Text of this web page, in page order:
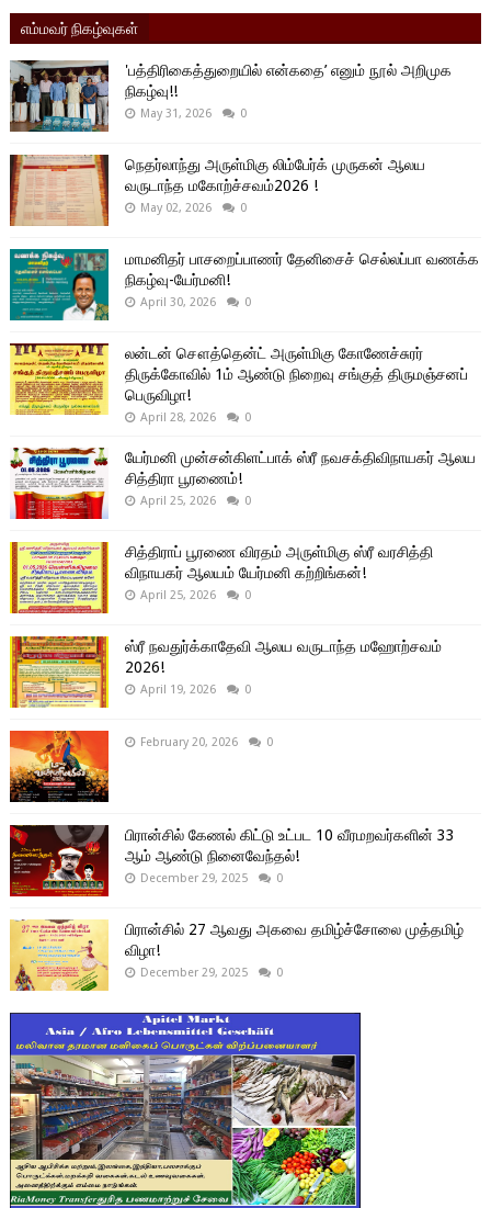
எம்மவர் நிகழ்வுகள்
'பத்திரிகைத்துறையில் என்கதை’ எனும் நூல் அறிமுக
நிகழ்வு!!
May 31, 2026 0
நெதர்லாந்து அருள்மிகு லிம்பேர்க் முருகன் ஆலய
வருடாந்த மகோற்ச்சவம்2026 !
May 02, 2026 0
மாமனிதர் பாசறைப்பாணர் தேனிசைச் செல்லப்பா வணக்க
நிகழ்வு-யேர்மனி!
April 30, 2026 0
லன்டன் சௌத்தென்ட் அருள்மிகு கோணேச்சுரர்
திருக்கோவில் 1ம் ஆண்டு நிறைவு சங்குத் திருமஞ்சனப்
பெருவிழா!
April 28, 2026 0
யேர்மனி முன்சன்கிளட்பாக் ஸ்ரீ நவசக்திவிநாயகர் ஆலய
சித்திரா பூரணைம்!
April 25, 2026 0
சித்திராப் பூரணை விரதம் அருள்மிகு ஸ்ரீ வரசித்தி
விநாயகர் ஆலயம் யேர்மனி கற்றிங்கன்!
April 25, 2026 0
ஸ்ரீ நவதுர்க்காதேவி ஆலய வருடாந்த மஹோற்சவம்
2026!
April 19, 2026 0
February 20, 2026 0
பிரான்சில் கேணல் கிட்டு உட்பட 10 வீரமறவர்களின் 33
ஆம் ஆண்டு நினைவேந்தல்!
December 29, 2025 0
பிரான்சில் 27 ஆவது அகவை தமிழ்ச்சோலை முத்தமிழ்
விழா!
December 29, 2025 0